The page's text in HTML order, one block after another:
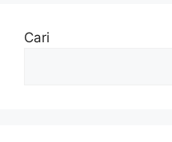
Cari